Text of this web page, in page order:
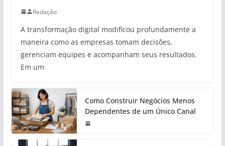
Redação
A transformação digital modificou profundamente a
maneira como as empresas tomam decisões,
gerenciam equipes e acompanham seus resultados.
Em um
Como Construir Negócios Menos
Dependentes de um Único Canal